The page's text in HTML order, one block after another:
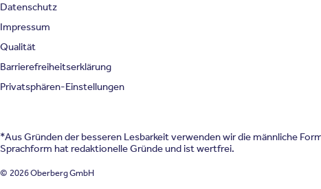
Datenschutz
Impressum
Qualität
Barrierefreiheitserklärung
Privatsphären-Einstellungen
*Aus Gründen der besseren Lesbarkeit verwenden wir die männliche
Sprachform hat redaktionelle Gründe und ist wertfrei.
© 2026 Oberberg GmbH